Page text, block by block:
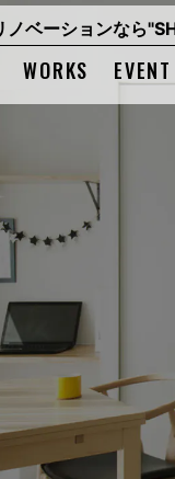
ノベーションなら
WORKS EVENT